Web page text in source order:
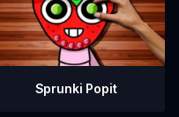
Sprunki Popit